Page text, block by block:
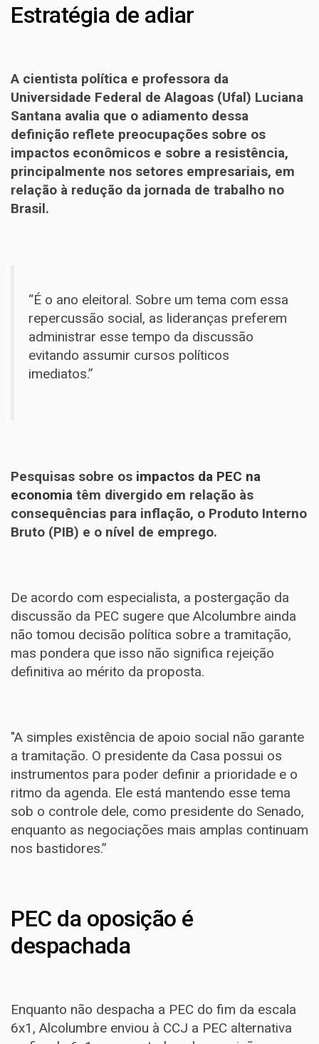
Estratégia de adiar
A cientista política e professora da
Universidade Federal de Alagoas (Ufal) Luciana
Santana avalia que o adiamento dessa
definição reflete preocupações sobre os
impactos econômicos e sobre a resistência,
principalmente nos setores empresariais, em
relação à redução da jornada de trabalho no
Brasil.
“É o ano eleitoral. Sobre um tema com essa
repercussão social, as lideranças preferem
administrar esse tempo da discussão
evitando assumir cursos políticos
imediatos.”
Pesquisas sobre os impactos da PEC na
economia têm divergido em relação às
consequências para inflação, o Produto Interno
Bruto (PIB) e o nível de emprego.
De acordo com especialista, a postergação da
discussão da PEC sugere que Alcolumbre ainda
não tomou decisão política sobre a tramitação,
mas pondera que isso não significa rejeição
definitiva ao mérito da proposta.
"A simples existência de apoio social não garante
a tramitação. O presidente da Casa possui os
instrumentos para poder definir a prioridade e o
ritmo da agenda. Ele está mantendo esse tema
sob o controle dele, como presidente do Senado,
enquanto as negociações mais amplas continuam
nos bastidores.”
PEC da oposição é
despachada
Enquanto não despacha a PEC do fim da escala
6x1, Alcolumbre enviou à CCJ a PEC alternativa